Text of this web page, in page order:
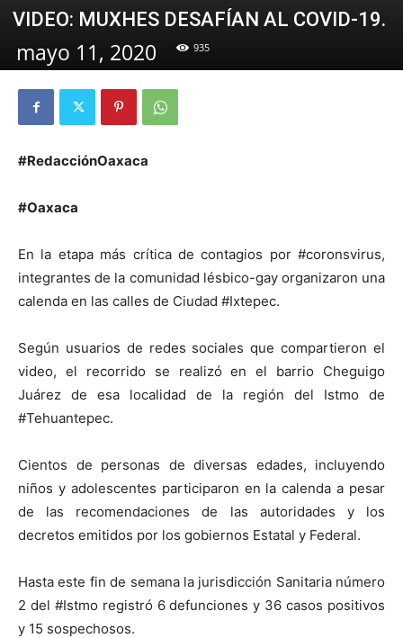
VIDEO: MUXHES DESAFÍAN AL COVID-19.
mayo 11, 2020 935
#RedacciónOaxaca
#Oaxaca
En la etapa más crítica de contagios por #coronsvirus,
integrantes de la comunidad lésbico-gay organizaron una
calenda en las calles de Ciudad #Ixtepec.
Según usuarios de redes sociales que compartieron el
video, el recorrido se realizó en el barrio Cheguigo
Juárez de esa localidad de la región del Istmo de
#Tehuantepec.
Cientos de personas de diversas edades, incluyendo
niños y adolescentes participaron en la calenda a pesar
de las recomendaciones de las autoridades y los
decretos emitidos por los gobiernos Estatal y Federal.
Hasta este fin de semana la jurisdicción Sanitaria número
2 del #Istmo registró 6 defunciones y 36 casos positivos
y 15 sospechosos.